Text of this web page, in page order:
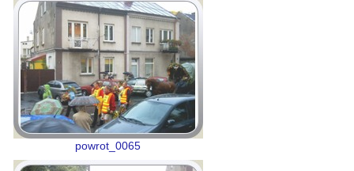
powrot_0065